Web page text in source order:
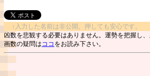
↑入力した名前は非公開。押しても安心です。
凶数を悲観する必要はありません。運勢を把握し
画数の疑問は ココ をお読み下さい。